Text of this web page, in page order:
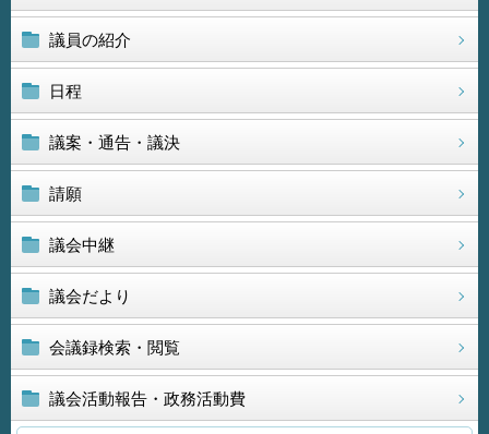
議員の紹介
日程
議案・通告・議決
請願
議会中継
議会だより
会議録検索・閲覧
議会活動報告・政務活動費